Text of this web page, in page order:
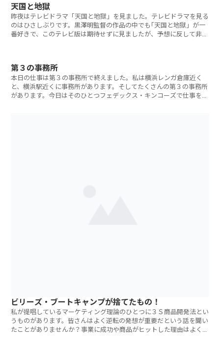
天国と地獄
昨夜はテレビドラマ「天国と地獄」を見ました。テレビドラマを見る
のはひさしぶりです。黒澤明監督の作品の中でも｢天国と地獄」が一
番好きで、このテレビ版は期待せずに見ましたが、予想に反して非常
第３の事務所
本日の仕事は第３の事務所で終えました。私は横浜レンガ倉庫近く
と、横浜駅近くに事務所があります。そしてたくさんの第３の事務所
があります。今日はそのひとつフェデックス・キンコーズで仕事をし
ビリーズ・ブートキャンプが捨てたもの！
私が提唱しているマーケティング理論のひとつに３Ｓ商品開発法とい
うものがあります。皆さんはよく逆転の発想が重要だという話を聞い
たことがありませんか？事業に成功や商品がヒットした理由はよくこ